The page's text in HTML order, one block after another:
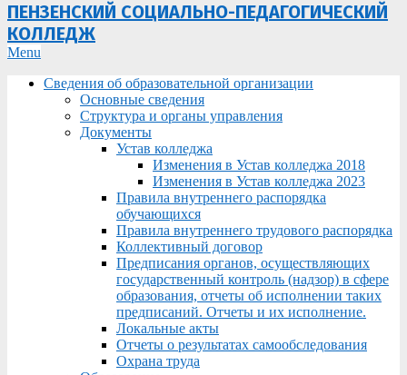
ПЕНЗЕНСКИЙ СОЦИАЛЬНО-ПЕДАГОГИЧЕСКИЙ
КОЛЛЕДЖ
Primary
Menu
Menu
Сведения об образовательной организации
Основные сведения
Структура и органы управления
Документы
Устав колледжа
Изменения в Устав колледжа 2018
Изменения в Устав колледжа 2023
Правила внутреннего распорядка
обучающихся
Правила внутреннего трудового распорядка
Коллективный договор
Предписания органов, осуществляющих
государственный контроль (надзор) в сфере
образования, отчеты об исполнении таких
предписаний. Отчеты и их исполнение.
Локальные акты
Отчеты о результатах самообследования
Охрана труда